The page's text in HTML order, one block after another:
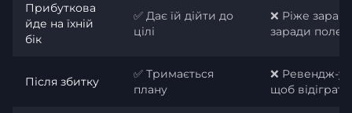
Прибуткова
йде на їхній
бік
✅ Дає їй дійти до
цілі
❌ Ріже зарано
заради
Після збитку
✅ Тримається
плану
❌ Ревендж-
щоб відіграти